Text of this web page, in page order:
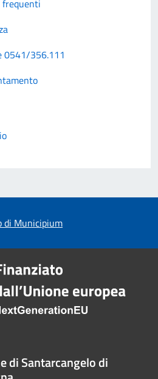
frequenti
0541/356.111
di Municipium
di Santarcangelo di